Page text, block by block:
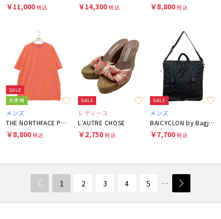
￥11,000税込 ￥14,300税込 ￥8,800税込
SALE
未使用
メンズ
THE NORTHFACE PURPLELABEL
￥8,800税込
SALE
レディース
L'AUTRE CHOSE
￥2,750税込
SALE
メンズ
BAICYCLON by Bagjack
￥7,700税込
1 2 3 4 5 …